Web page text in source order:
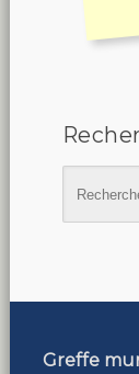
Greffe